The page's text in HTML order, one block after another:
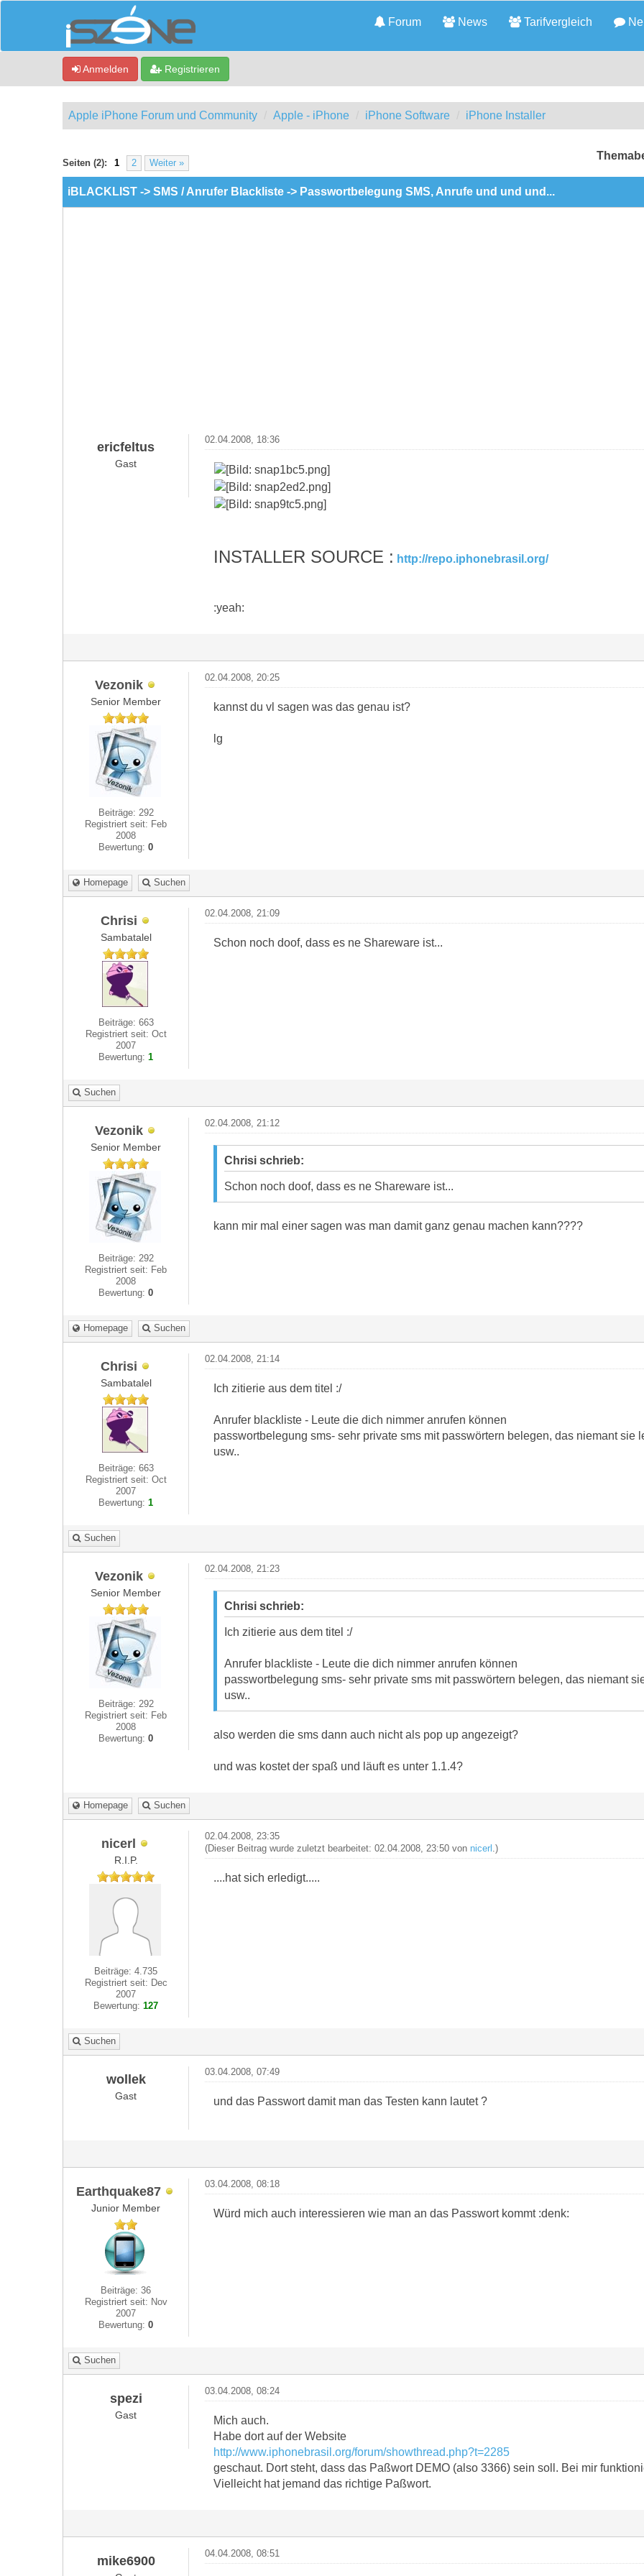
Forum News Tarifvergleich
Anmelden Registrieren
Apple iPhone Forum und Community Apple - iPhone iPhone Software iPhone Installer
Seiten (2): 1 2 Weiter »
- 0 im Durchschnitt
iBLACKLIST -> SMS / Anrufer Blackliste -> Passwortbelegung SMS, Anrufe und und und...
ericfeltus
Gast
02.04.2008, 18:36
INSTALLER SOURCE : http://repo.iphonebrasil.org/
:yeah:
Vezonik
Senior Member
Beiträge: 292
Registriert seit: Feb
2008
Bewertung:0
02.04.2008, 20:25
kannst du vl sagen was das genau ist?
lg
Homepage Suchen
Chrisi
Sambatalel
Beiträge: 663
Registriert seit: Oct
2007
Bewertung:1
02.04.2008, 21:09
Schon noch doof, dass es ne Shareware ist...
Suchen
Vezonik
Senior Member
Beiträge: 292
Registriert seit: Feb
2008
Bewertung:0
02.04.2008, 21:12
Chrisi schrieb:
Schon noch doof, dass es ne Shareware ist...
kann mir mal einer sagen was man damit ganz genau machen kann????
Homepage Suchen
Chrisi
Sambatalel
Beiträge: 663
Registriert seit: Oct
2007
Bewertung:1
02.04.2008, 21:14
Ich zitierie aus dem titel :/
Anrufer blackliste - Leute die dich nimmer anrufen können
passwortbelegung sms- sehr private sms mit passwörtern belegen, das niemant sie
usw..
Suchen
Vezonik
Senior Member
Beiträge: 292
Registriert seit: Feb
2008
Bewertung:0
02.04.2008, 21:23
Chrisi schrieb:
Ich zitierie aus dem titel :/
Anrufer blackliste - Leute die dich nimmer anrufen können
passwortbelegung sms- sehr private sms mit passwörtern belegen, das niemant
usw..
also werden die sms dann auch nicht als pop up angezeigt?
und was kostet der spaß und läuft es unter 1.1.4?
Homepage Suchen
nicerl
R.I.P.
Beiträge: 4.735
Registriert seit: Dec
2007
Bewertung:127
02.04.2008, 23:35
(Dieser Beitrag wurde zuletzt bearbeitet: 02.04.2008, 23:50 von nicerl .)
....hat sich erledigt.....
Suchen
wollek
Gast
03.04.2008, 07:49
und das Passwort damit man das Testen kann lautet ?
Earthquake87
Junior Member
Beiträge: 36
Registriert seit: Nov
2007
Bewertung:0
03.04.2008, 08:18
Würd mich auch interessieren wie man an das Passwort kommt :denk:
Suchen
spezi
Gast
03.04.2008, 08:24
Mich auch.
Habe dort auf der Website
http://www.iphonebrasil.org/forum/showthread.php?t=2285
geschaut. Dort steht, dass das Paßwort DEMO (also 3366) sein soll. Bei mir
Vielleicht hat jemand das richtige Paßwort.
mike6900 04.04.2008, 08:51